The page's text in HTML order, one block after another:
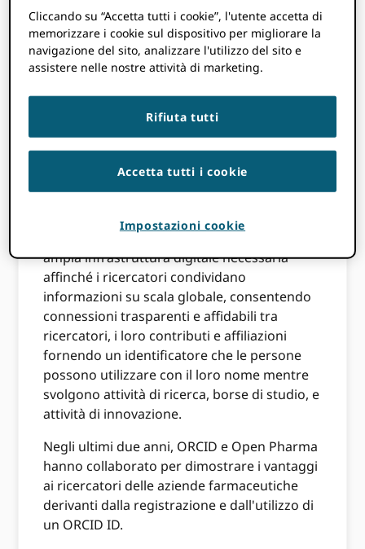
Direttore esecutivo
di DataCite ed ex Direttore dell'incarico di
ORCID, e
Paolo Farrow, Direttore della
Comunicazione di Gruppo e
Sara Sabir,
MiglioriFarmacia apertaLa comunità si sta
veloce e trasparente e sta incoraggiando le
loro influenza per raggiungere questo
obiettivo, mentre ORCID fa parte della più
ampia infrastruttura digitale necessaria
affinché i ricercatori condividano
informazioni su scala globale, consentendo
connessioni trasparenti e affidabili tra
ricercatori, i loro contributi e affiliazioni
fornendo un identificatore che le persone
possono utilizzare con il loro nome mentre
svolgono attività di ricerca, borse di studio, e
attività di innovazione.
Negli ultimi due anni, ORCID e Open Pharma
hanno collaborato per dimostrare i vantaggi
ai ricercatori delle aziende farmaceutiche
derivanti dalla registrazione e dall'utilizzo di
un ORCID ID.
Cliccando su “Accetta tutti i cookie”, l'utente accetta di
memorizzare i cookie sul dispositivo per migliorare la
navigazione del sito, analizzare l'utilizzo del sito e
assistere nelle nostre attività di marketing.
Rifiuta tutti
Accetta tutti i cookie
Impostazioni cookie